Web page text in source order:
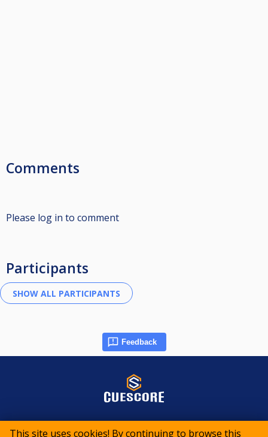
This site uses cookies! By continuing to browse this
Comments
Please log in to comment
Participants
Feedback
© 2015-2026 CueScore International